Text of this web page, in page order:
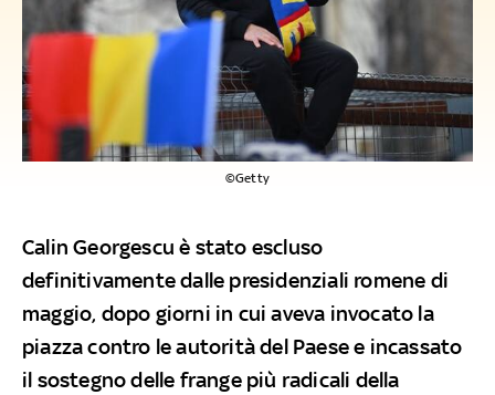
©Getty
Calin Georgescu è stato escluso
definitivamente dalle presidenziali romene di
maggio, dopo giorni in cui aveva invocato la
piazza contro le autorità del Paese e incassato
il sostegno delle frange più radicali della